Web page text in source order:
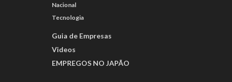
Nacional
Tecnologia
Guia de Empresas
Videos
EMPREGOS NO JAPÃO